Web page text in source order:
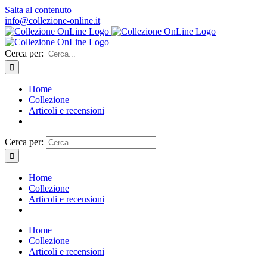
Salta al contenuto
info@collezione-online.it
Cerca per:
Home
Collezione
Articoli e recensioni
Cerca per:
Home
Collezione
Articoli e recensioni
Home
Collezione
Articoli e recensioni